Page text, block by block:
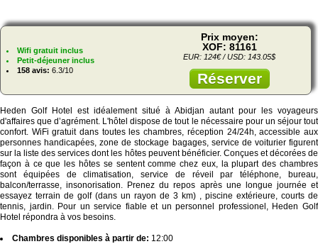
Wifi gratuit inclus
Petit-déjeuner inclus
158 avis: 6.3/10
Prix moyen:
XOF: 81161
EUR: 124€ / USD: 143.05$
Réserver
Heden Golf Hotel est idéalement situé à Abidjan autant pour les voyageurs
d'affaires que d’agrément. L'hôtel dispose de tout le nécessaire pour un séjour tout
confort. WiFi gratuit dans toutes les chambres, réception 24/24h, accessible aux
personnes handicapées, zone de stockage bagages, service de voiturier figurent
sur la liste des services dont les hôtes peuvent bénéficier. Conçues et décorées de
façon à ce que les hôtes se sentent comme chez eux, la plupart des chambres
sont équipées de climatisation, service de réveil par téléphone, bureau,
balcon/terrasse, insonorisation. Prenez du repos après une longue journée et
essayez terrain de golf (dans un rayon de 3 km) , piscine extérieure, courts de
tennis, jardin. Pour un service fiable et un personnel professionel, Heden Golf
Hotel répondra à vos besoins.
Chambres disponibles à partir de: 12:00